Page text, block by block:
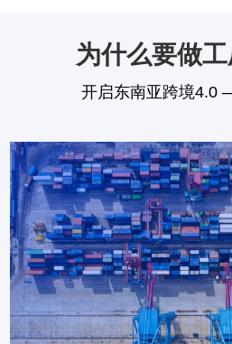
为什么要做
开启东南亚跨境4.0